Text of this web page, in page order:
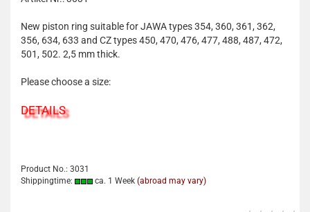
New piston ring suitable for JAWA types 354, 360, 361, 362,
356, 634, 633 and CZ types 450, 470, 476, 477, 488, 487, 472,
501, 502. 2,5 mm thick.
Please choose a size:
DETAILS
Product No.: 3031
Shippingtime:
ca. 1 Week (abroad may vary)